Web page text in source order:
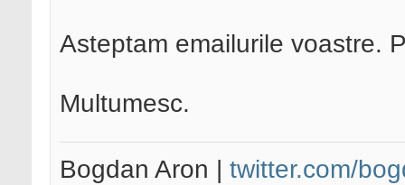
Asteptam emailurile voastre.
Multumesc.
Bogdan Aron | twitter.com/